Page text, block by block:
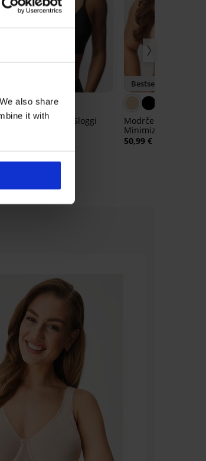
also share
it withmodrček Sloggi
Bestseller
Modrček Triumph
Minimizer
50,99 €